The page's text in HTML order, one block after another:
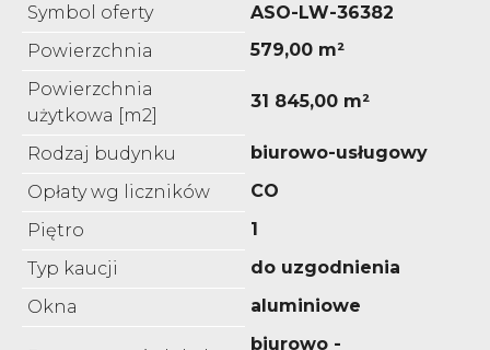
Symbol oferty
ASO-LW-36382
Powierzchnia
579,00 m²
Powierzchnia
użytkowa [m2]
31 845,00 m²
Rodzaj budynku
biurowo-usługowy
Opłaty wg liczników
CO
Piętro
1
Typ kaucji
do uzgodnienia
Okna
aluminiowe
biurowo -